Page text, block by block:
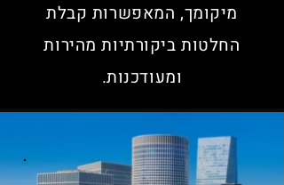
מיקומך, המאפשרות קבלת
החלטות ביקורתיות מהירות
ומעודכנות.